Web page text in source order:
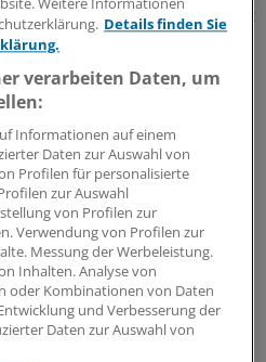
stärken. Richtig so, sagt
Thomas Schlegel im
als viele meinten.
Leitlinien kürzer,
durchaus regelmäßig auf
eine Umfrage zeigt allerdings
umfangreicher Dokumente
Details finden Sie
verarbeiten Daten, um
Informationen auf einem
Daten zur Auswahl von
Profilen für personalisierte
zur Auswahl
von Profilen zur
Verwendung von Profilen zur
Messung der Werbeleistung.
Inhalten. Analyse von
oder Kombinationen von Daten
und Verbesserung der
Daten zur Auswahl von